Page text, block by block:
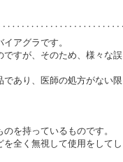
アグラです。
ですが、そのため、様々な誤
あり、医師の処方がない限
を持っているものです。
全く無視して使用をしてし